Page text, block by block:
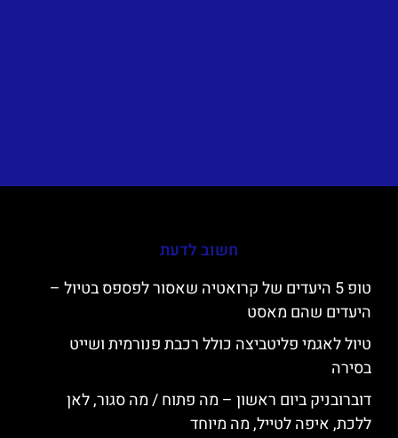
חשוב לדעת
טופ 5 היעדים של קרואטיה שאסור לפספס בטיול –
היעדים שהם מאסט
טיול לאגמי פליטביצה כולל רכבת פנורמית ושייט
בסירה
דוברובניק ביום ראשון – מה פתוח / מה סגור, לאן
ללכת, איפה לטייל, מה מיוחד